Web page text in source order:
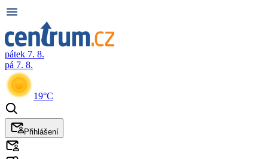
pátek 7. 8.
pá 7. 8.
19°C
Přihlášení